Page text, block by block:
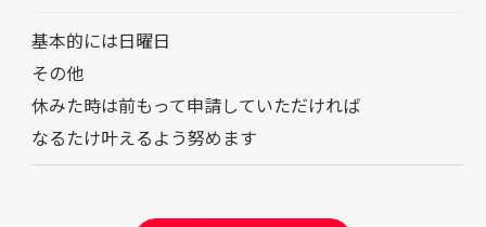
基本的には日曜日
その他
休みた時は前もって申請していただければ
なるたけ叶えるよう努めます